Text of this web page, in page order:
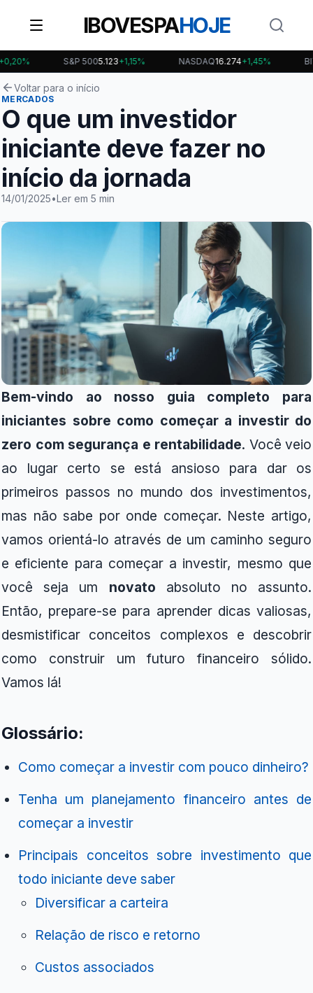
IBOVESPAHOJE
S&P 5005.123+1,15% NASDAQ16.274+1,45% BITCOIN$
Voltar para o início
MERCADOS
O que um investidor
iniciante deve fazer no
início da jornada
14/01/2025•Ler em 5 min
Bem-vindo ao nosso guia completo para
iniciantes sobre como começar a investir do
zero com segurança e rentabilidade. Você veio
ao lugar certo se está ansioso para dar os
primeiros passos no mundo dos investimentos,
mas não sabe por onde começar. Neste artigo,
vamos orientá-lo através de um caminho seguro
e eficiente para começar a investir, mesmo que
você seja um novato absoluto no assunto.
Então, prepare-se para aprender dicas valiosas,
desmistificar conceitos complexos e descobrir
como construir um futuro financeiro sólido.
Vamos lá!
Glossário:
Como começar a investir com pouco dinheiro?
Tenha um planejamento financeiro antes de
começar a investir
Principais conceitos sobre investimento que
todo iniciante deve saber
Diversificar a carteira
Relação de risco e retorno
Custos associados